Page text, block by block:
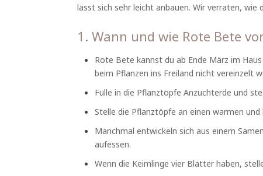
lässt sich sehr leicht anbauen. Wir verraten,
1. Wann und wie Rote Bete
Rote Bete kannst du ab Ende März im
beim Pflanzen ins Freiland nicht vereinzelt
Fülle in die Pflanztöpfe Anzuchterde und
Stelle die Pflanztöpfe an einen warmen
Manchmal entwickeln sich aus einem
aufessen.
Wenn die Keimlinge vier Blätter haben,